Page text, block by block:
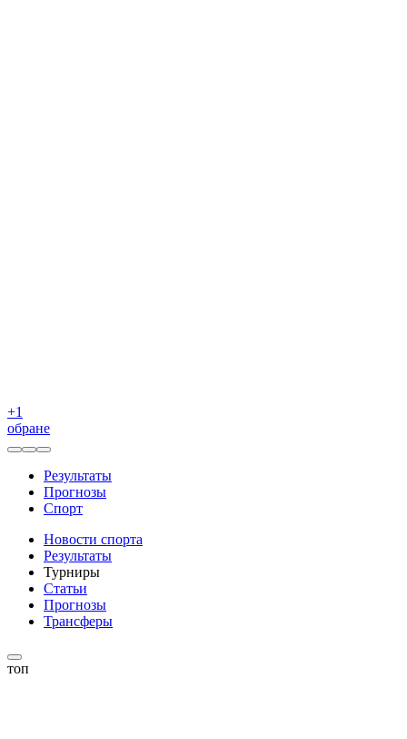
+1
обране
Результаты
Прогнозы
Спорт
Новости спорта
Результаты
Турниры
Статьи
Прогнозы
Трансферы
топ